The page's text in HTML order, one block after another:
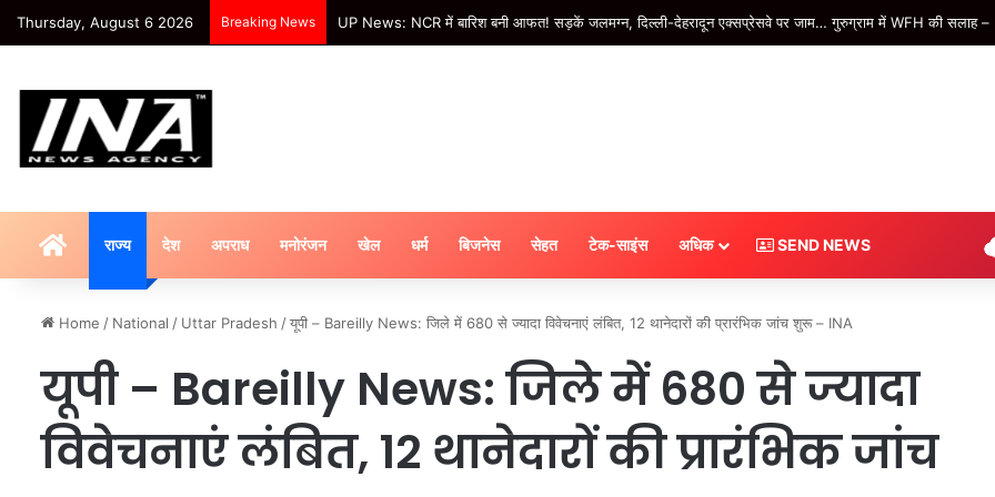
Thursday, August 6 2026 Breaking News Sports- Hockey World Cup: हॉकी विश्वकप में भारत के चार ऐसे दिग्गज, जिन्होंने पदकों की हैट्रिक लगाई -#INA
HOMEराज्य देश अपराध मनोरंजन खेल धर्म बिजनेस सेहत टेक-साइंस अधिक SEND NEWS
Home / National / Uttar Pradesh /यूपी – Bareilly News: जिले में 680 से ज्यादा विवेचनाएं लंबित, 12 थानेदारों की प्रारंभिक जांच शुरू – INA
यूपी – Bareilly News: जिले में 680 से ज्यादा
विवेचनाएं लंबित, 12 थानेदारों की प्रारंभिक जांच